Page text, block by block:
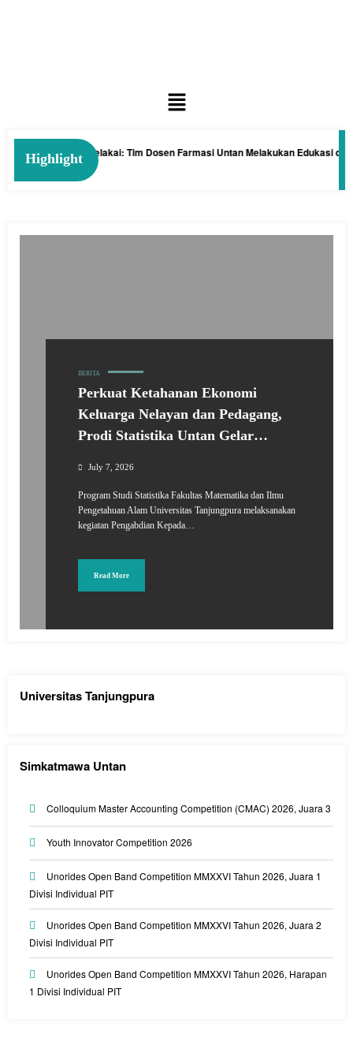
Highlight
Tanaman Kelakai: Tim Dosen Farmasi Untan Melakukan Edukasi
BERITA
Perkuat Ketahanan Ekonomi
Keluarga Nelayan dan Pedagang,
Prodi Statistika Untan Gelar
July 7, 2026
Program Studi Statistika Fakultas Matematika dan Ilmu
Pengetahuan Alam Universitas Tanjungpura melaksanakan
kegiatan Pengabdian Kepada…
Read More
Universitas Tanjungpura
Simkatmawa Untan
Colloquium Master Accounting Competition (CMAC) 2026, Juara 3
Youth Innovator Competition 2026
Unorides Open Band Competition MMXXVI Tahun 2026, Juara 1
Divisi Individual PIT
Unorides Open Band Competition MMXXVI Tahun 2026, Juara 2
Divisi Individual PIT
Unorides Open Band Competition MMXXVI Tahun 2026, Harapan
1 Divisi Individual PIT